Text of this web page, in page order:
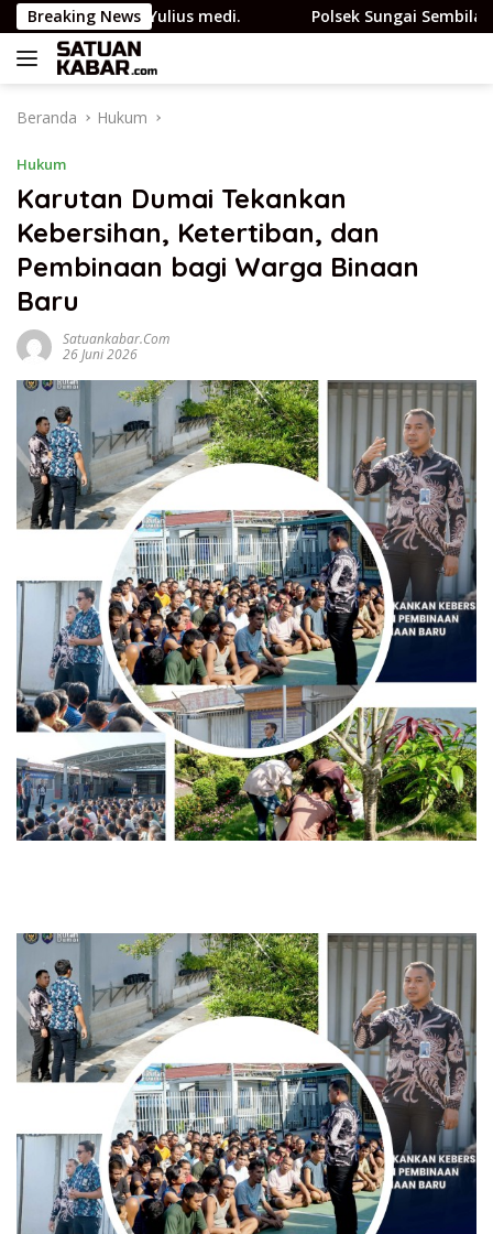
Langsung
ke
konten
Breaking News
JMSI Yulius medi. Polsek Sungai Sembilan Ungkap
Beranda Hukum
Hukum
Karutan Dumai Tekankan
Kebersihan, Ketertiban, dan
Pembinaan bagi Warga Binaan
Baru
Satuankabar.com
26 Juni 2026